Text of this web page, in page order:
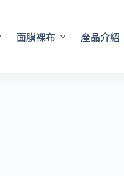
面膜裸布 產品介紹